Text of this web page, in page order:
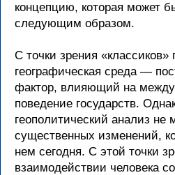
концепцию, которая может
следующим образом.
С точки зрения «классиков»
географическая среда —
фактор, влияющий на
поведение государств.
геополитический анализ не
существенных изменений,
нем сегодня. С этой точки
взаимодействии человека